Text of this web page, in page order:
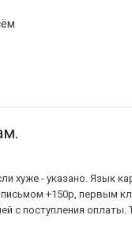
хуже - указано. Язык
+150р, первым
с поступления оплаты.